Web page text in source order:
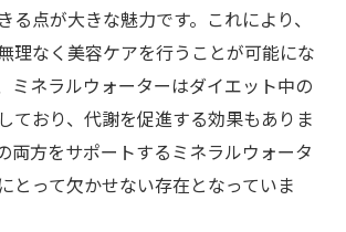
る点が大きな魅力です。これにより、
理なく美容ケアを行うことが可能にな
ミネラルウォーターはダイエット中の
ており、代謝を促進する効果もありま
両方をサポートするミネラルウォータ
とって欠かせない存在となっていま